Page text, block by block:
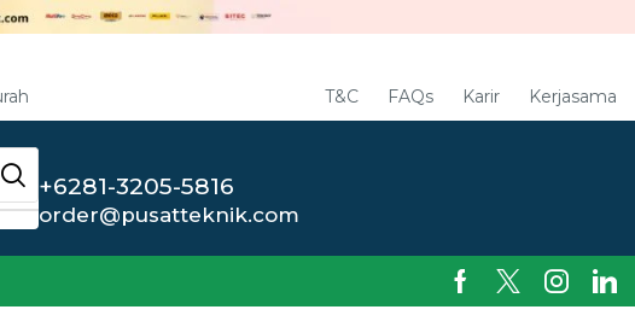
T&C FAQs Karir Kerjasama
+6281-3205-5816
order@pusatteknik.com